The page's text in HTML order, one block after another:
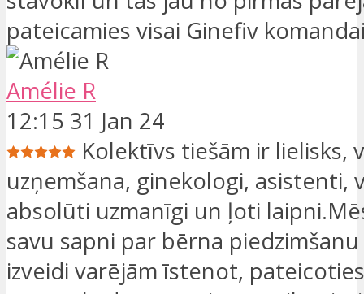
pateicamies visai Ginefiv
Amélie R
12:15 31 Jan 24
Kolektīvs tiešām ir lielisks,
uzņemšana, ginekologi, asistenti,
absolūti uzmanīgi un ļoti
savu sapni par bērna
izveidi varējām īstenot,